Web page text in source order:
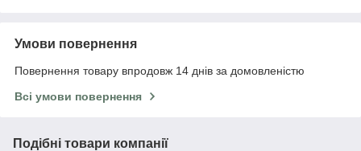
Умови повернення
Повернення товару впродовж 14 днів за домовленістю
Всі умови повернення
Подібні товари компанії